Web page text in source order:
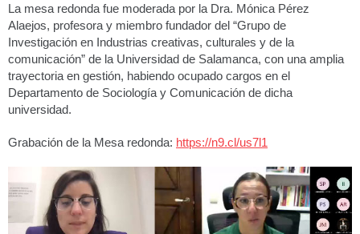
La mesa redonda fue moderada por la Dra. Mónica Pérez
Alaejos, profesora y miembro fundador del “Grupo de
Investigación en Industrias creativas, culturales y de la
comunicación” de la Universidad de Salamanca, con una amplia
trayectoria en gestión, habiendo ocupado cargos en el
Departamento de Sociología y Comunicación de dicha
universidad.
Grabación de la Mesa redonda: https://n9.cl/us7l1